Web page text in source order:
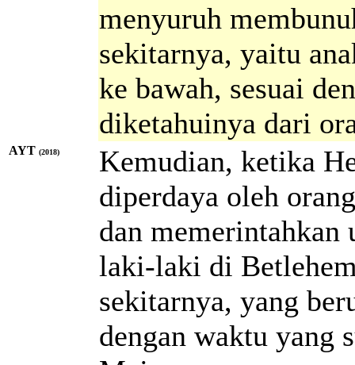
menyuruh
sekitarnya, yaitu
ke bawah, sesuai
diketahuinya dari
AYT (2018)
Kemudian, ketika
diperdaya oleh
dan memerintahkan
laki-laki di
sekitarnya, yang
dengan waktu yang